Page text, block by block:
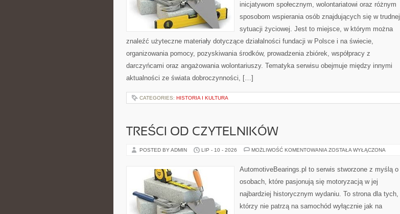
inicjatywom społecznym, wolontariatowi oraz różnym
sposobom wspierania osób znajdujących się w trudnej
sytuacji życiowej. Jest to miejsce, w którym można
znaleźć użyteczne materiały dotyczące działalności fundacji w Polsce i na świecie,
organizowania pomocy, pozyskiwania środków, prowadzenia zbiórek, współpracy z
darczyńcami oraz angażowania wolontariuszy. Tematyka serwisu obejmuje między innymi
aktualności ze świata dobroczynności, […]
CATEGORIES: HISTORIA I KULTURA
TREŚCI OD CZYTELNIKÓW
POSTED BY ADMIN LIP - 10 - 2026 MOŻLIWOŚĆ KOMENTOWANIA TREŚCI
ZOSTAŁA WYŁĄCZONA
AutomotiveBearings.pl to serwis stworzone z myślą o
osobach, które pasjonują się motoryzacją w jej
najbardziej historycznym wydaniu. To strona dla tych,
którzy nie patrzą na samochód wyłącznie jak na